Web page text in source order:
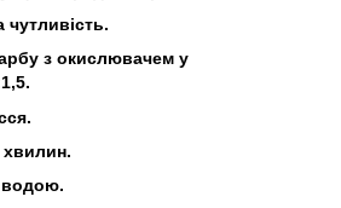
чутливість.
з окислювачем у
водою.